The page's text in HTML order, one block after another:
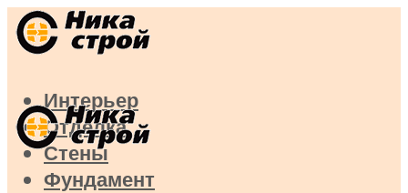
Интерьер
Отделка
Стены
Фундамент